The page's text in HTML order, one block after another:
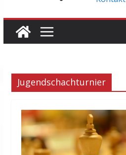
Jugendschachturnier